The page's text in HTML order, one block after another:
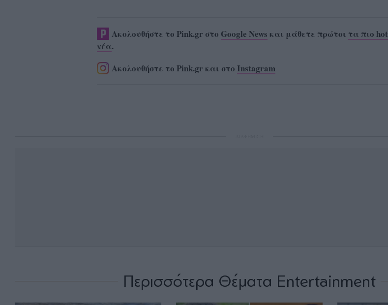
Ακολουθήστε το Pink.gr στο Google News και μάθετε πρώτοι τα πιο hot
νέα.
Ακολουθήστε το Pink.gr και στο Instagram
Περισσότερα Θέματα Entertainment